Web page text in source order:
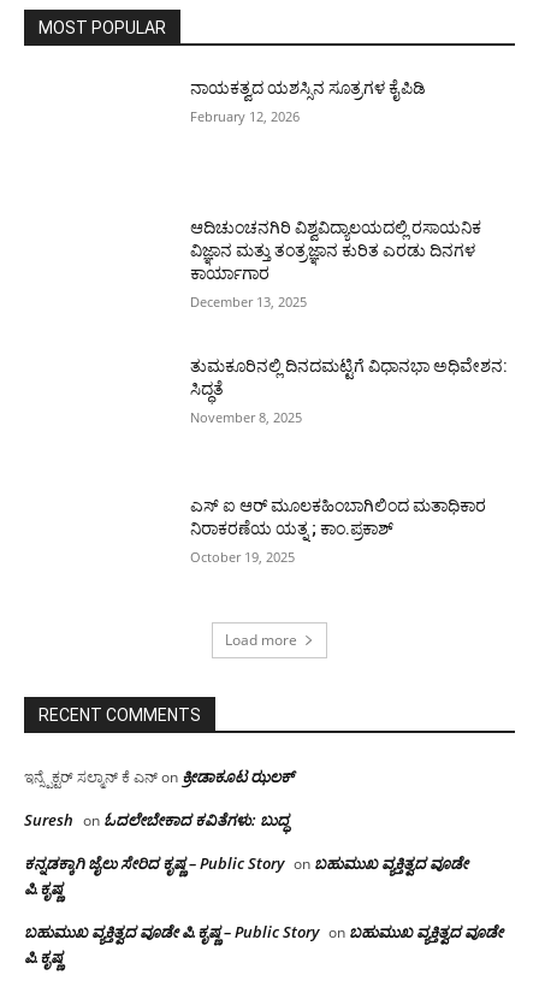
MOST POPULAR
ನಾಯಕತ್ವದ ಯಶಸ್ಸಿನ ಸೂತ್ರಗಳ ಕೈಪಿಡಿ
February 12, 2026
ಆದಿಚುಂಚನಗಿರಿ ವಿಶ್ವವಿದ್ಯಾಲಯದಲ್ಲಿ ರಸಾಯನಿಕ
ವಿಜ್ಞಾನ ಮತ್ತು ತಂತ್ರಜ್ಞಾನ ಕುರಿತ ಎರಡು ದಿನಗಳ
ಕಾರ್ಯಾಗಾರ
December 13, 2025
ತುಮಕೂರಿನಲ್ಲಿ ದಿನದಮಟ್ಟಿಗೆ ವಿಧಾನಭಾ ಅಧಿವೇಶನ:
ಸಿದ್ಧತೆ
November 8, 2025
ಎಸ್ ಐ ಆರ್ ಮೂಲಕಹಿಂಬಾಗಿಲಿಂದ ಮತಾಧಿಕಾರ
ನಿರಾಕರಣೆಯ ಯತ್ನ ; ಕಾಂ.ಪ್ರಕಾಶ್
October 19, 2025
Load more
RECENT COMMENTS
ಇನ್ಸ್ಪೆಕ್ಟರ್ ಸಲ್ಮಾನ್ ಕೆ ಎನ್on ಕ್ರೀಡಾಕೂಟ ಝಲಕ್
Suresh on ಓದಲೇಬೇಕಾದ‌ ಕವಿತೆಗಳು: ಬುದ್ಧ
ಕನ್ನಡಕ್ಕಾಗಿ ಜೈಲು ಸೇರಿದ ಕೃಷ್ಣ – Public Story on ಬಹುಮುಖ ವ್ಯಕ್ತಿತ್ವದ ವೂಡೇ
ಪಿ.ಕೃಷ್ಣ
ಬಹುಮುಖ ವ್ಯಕ್ತಿತ್ವದ ವೂಡೇ ಪಿ.ಕೃಷ್ಣ – Public Story on ಬಹುಮುಖ ವ್ಯಕ್ತಿತ್ವದ ವೂಡೇ
ಪಿ.ಕೃಷ್ಣ